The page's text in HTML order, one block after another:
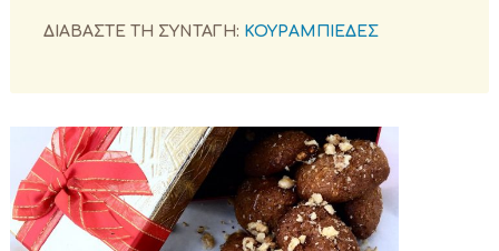
ΔΙΑΒΑΣΤΕ ΤΗ ΣΥΝΤΑΓΗ: ΚΟΥΡΑΜΠΙΕΔΕΣ